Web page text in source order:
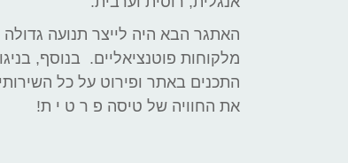
האתגר הבא היה לייצר תנועה
מלקוחות פוטנציאליים. בנוסף,
התכנים באתר ופירוט על כל
את החוויה של טיסה פ ר ט י ת!